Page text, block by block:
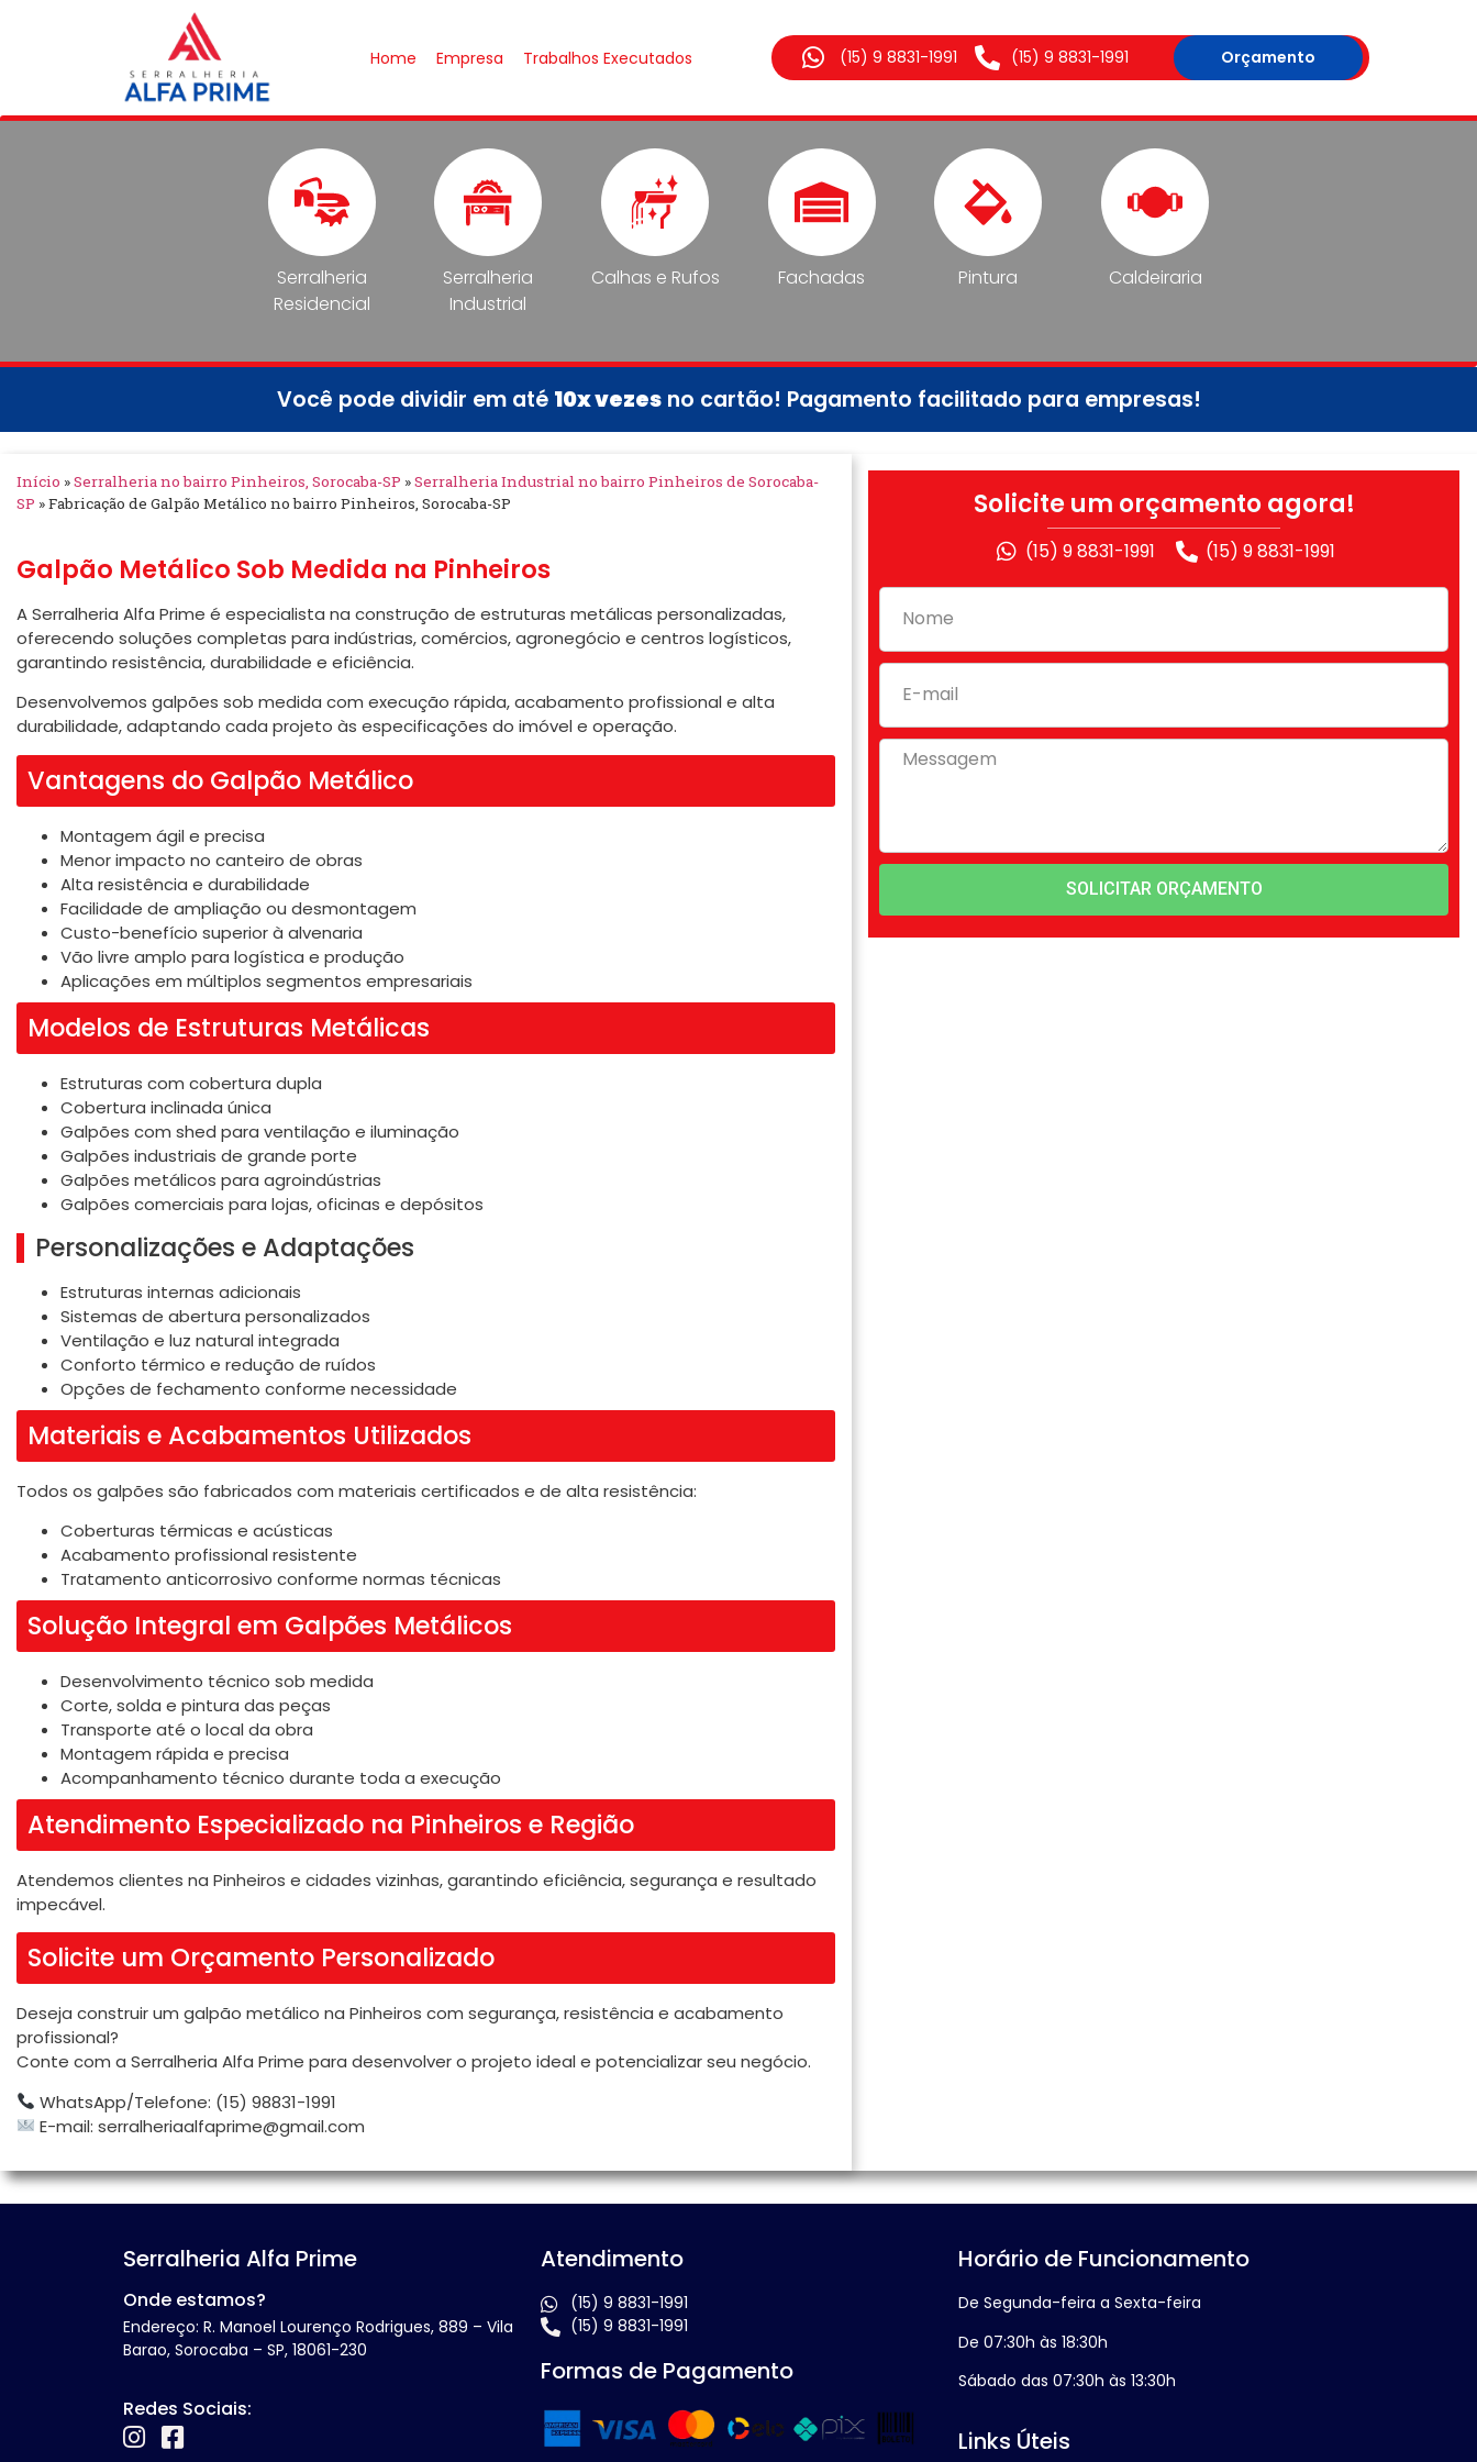
Home Empresa Trabalhos Executados (15) 9 8831-1991 (15) 9 8831-1991 Orçamento
Serralheria
Residencial
Serralheria
Industrial
Calhas e Rufos Fachadas Pintura Caldeiraria
Você pode dividir em até 10x vezesno cartão! Pagamento facilitado para empresas!
Início »Serralheria no bairro Pinheiros, Sorocaba-SP »Serralheria Industrial no bairro Pinheiros de Sorocaba-
SP »Fabricação de Galpão Metálico no bairro Pinheiros, Sorocaba-SP
Galpão Metálico Sob Medida na Pinheiros
A Serralheria Alfa Prime é especialista na construção de estruturas metálicas personalizadas,
oferecendo soluções completas para indústrias, comércios, agronegócio e centros logísticos,
garantindo resistência, durabilidade e eficiência.
Desenvolvemos galpões sob medida com execução rápida, acabamento profissional e alta
durabilidade, adaptando cada projeto às especificações do imóvel e operação.
Vantagens do Galpão Metálico
Montagem ágil e precisa
Menor impacto no canteiro de obras
Alta resistência e durabilidade
Facilidade de ampliação ou desmontagem
Custo-benefício superior à alvenaria
Vão livre amplo para logística e produção
Aplicações em múltiplos segmentos empresariais
Modelos de Estruturas Metálicas
Estruturas com cobertura dupla
Cobertura inclinada única
Galpões com shed para ventilação e iluminação
Galpões industriais de grande porte
Galpões metálicos para agroindústrias
Galpões comerciais para lojas, oficinas e depósitos
Personalizações e Adaptações
Estruturas internas adicionais
Sistemas de abertura personalizados
Ventilação e luz natural integrada
Conforto térmico e redução de ruídos
Opções de fechamento conforme necessidade
Materiais e Acabamentos Utilizados
Todos os galpões são fabricados com materiais certificados e de alta resistência:
Coberturas térmicas e acústicas
Acabamento profissional resistente
Tratamento anticorrosivo conforme normas técnicas
Solução Integral em Galpões Metálicos
Desenvolvimento técnico sob medida
Corte, solda e pintura das peças
Transporte até o local da obra
Montagem rápida e precisa
Acompanhamento técnico durante toda a execução
Atendimento Especializado na Pinheiros e Região
Atendemos clientes na Pinheiros e cidades vizinhas, garantindo eficiência, segurança e resultado
impecável.
Solicite um Orçamento Personalizado
Deseja construir um galpão metálico na Pinheiros com segurança, resistência e acabamento
profissional?
Conte com a Serralheria Alfa Prime para desenvolver o projeto ideal e potencializar seu negócio.
WhatsApp/Telefone: (15) 98831-1991
E-mail:serralheriaalfaprime@gmail.com
Solicite um orçamento agora!
(15) 9 8831-1991 (15) 9 8831-1991
SOLICITAR ORÇAMENTO
Serralheria Alfa Prime
Onde estamos?
Endereço: R. Manoel Lourenço Rodrigues, 889 – Vila
Barao, Sorocaba – SP, 18061-230
Redes Sociais:
Atendimento
(15) 9 8831-1991
(15) 9 8831-1991
Formas de Pagamento
Horário de Funcionamento
De Segunda-feira a Sexta-feira
De 07:30h às 18:30h
Sábado das 07:30h às 13:30h
Links Úteis